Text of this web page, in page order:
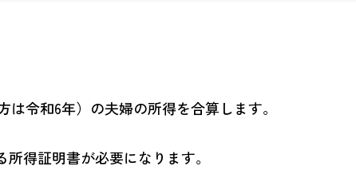
令和6年）の夫婦の所得を合算します。
得証明書が必要になります。